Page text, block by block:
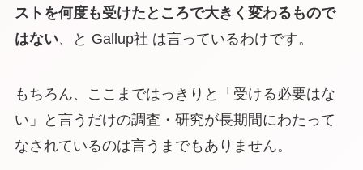
ストを何度も受けたところで大きく変わるもので
はない、と Gallup社 は言っているわけです。
もちろん、ここまではっきりと「受ける必要はな
い」と言うだけの調査・研究が長期間にわたって
なされているのは言うまでもありません。